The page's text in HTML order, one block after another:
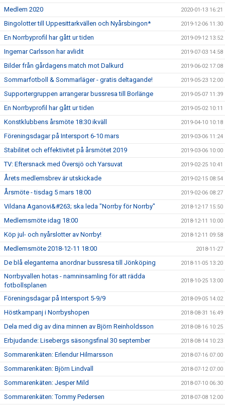
Medlem 2020 2020-01-13 16:21
Bingolotter till Uppesittarkvällen och Nyårsbingon* 2019-12-06 11:30
En Norrbyprofil har gått ur tiden 2019-09-12 13:52
Ingemar Carlsson har avlidit 2019-07-03 14:58
Bilder från gårdagens match mot Dalkurd 2019-06-02 17:08
Sommarfotboll & Sommarläger - gratis deltagande! 2019-05-23 12:00
Supportergruppen arrangerar bussresa till Borlänge 2019-05-07 11:39
En Norrbyprofil har gått ur tiden 2019-05-02 10:11
Konstklubbens årsmöte 18:30 ikväll 2019-04-10 10:18
Föreningsdagar på Intersport 6-10 mars 2019-03-06 11:24
Stabilitet och effektivitet på årsmötet 2019 2019-03-06 10:00
TV: Eftersnack med Översjö och Yarsuvat 2019-02-25 10:41
Årets medlemsbrev är utskickade 2019-02-15 08:54
Årsmöte - tisdag 5 mars 18:00 2019-02-06 08:27
Vildana Aganovi&#263; ska leda "Norrby för Norrby" 2018-12-17 15:50
Medlemsmöte idag 18:00 2018-12-11 10:00
Köp jul- och nyårslotter av Norrby! 2018-12-11 09:58
Medlemsmöte 2018-12-11 18:00 2018-11-27
De blå eleganterna anordnar bussresa till Jönköping 2018-11-05 13:20
Norrbyvallen hotas - namninsamling för att rädda
fotbollsplanen
2018-10-25 13:00
Föreningsdagar på Intersport 5-9/9 2018-09-05 14:02
Höstkampanj i Norrbyshopen 2018-08-31 16:49
Dela med dig av dina minnen av Björn Reinholdsson 2018-08-16 10:25
Erbjudande: Lisebergs säsongsfinal 30 september 2018-08-14 10:23
Sommarenkäten: Erlendur Hilmarsson 2018-07-16 07:00
Sommarenkäten: Björn Lindvall 2018-07-12 07:00
Sommarenkäten: Jesper Mild 2018-07-10 06:30
Sommarenkäten: Tommy Pedersen 2018-07-08 12:00